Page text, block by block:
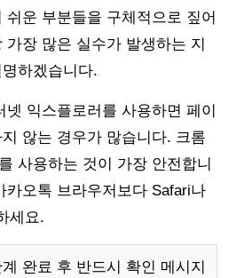
쉬운 부분들을 구체적으로 짚어
가장 많은 실수가 발생하는 지
하겠습니다.
넷 익스플로러를 사용하면 페이
않는 경우가 많습니다. 크롬
사용하는 것이 가장 안전합니
카오톡 브라우저보다 Safari나
세요.
완료 후 반드시 확인 메시지